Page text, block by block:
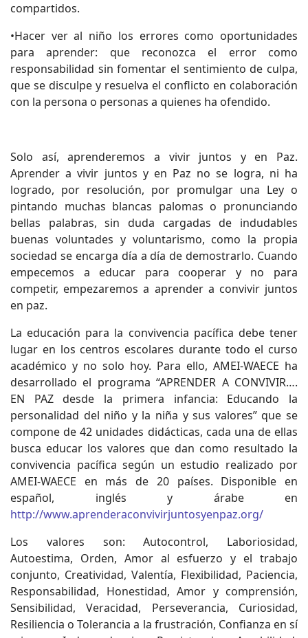
compartidos.
•Hacer ver al niño los errores como oportunidades
para aprender: que reconozca el error como
responsabilidad sin fomentar el sentimiento de culpa,
que se disculpe y resuelva el conflicto en colaboración
con la persona o personas a quienes ha ofendido.
Solo así, aprenderemos a vivir juntos y en Paz.
Aprender a vivir juntos y en Paz no se logra, ni ha
logrado, por resolución, por promulgar una Ley o
pintando muchas blancas palomas o pronunciando
bellas palabras, sin duda cargadas de indudables
buenas voluntades y voluntarismo, como la propia
sociedad se encarga día a día de demostrarlo. Cuando
empecemos a educar para cooperar y no para
competir, empezaremos a aprender a convivir juntos
en paz.
La educación para la convivencia pacífica debe tener
lugar en los centros escolares durante todo el curso
académico y no solo hoy. Para ello, AMEI-WAECE ha
desarrollado el programa “APRENDER A CONVIVIR….
EN PAZ desde la primera infancia: Educando la
personalidad del niño y la niña y sus valores” que se
compone de 42 unidades didácticas, cada una de ellas
busca educar los valores que dan como resultado la
convivencia pacífica según un estudio realizado por
AMEI-WAECE en más de 20 países. Disponible en
español, inglés y árabe en
http://www.aprenderaconvivirjuntosyenpaz.org/
Los valores son: Autocontrol, Laboriosidad,
Autoestima, Orden, Amor al esfuerzo y el trabajo
conjunto, Creatividad, Valentía, Flexibilidad, Paciencia,
Responsabilidad, Honestidad, Amor y comprensión,
Sensibilidad, Veracidad, Perseverancia, Curiosidad,
Resiliencia o Tolerancia a la frustración, Confianza en sí